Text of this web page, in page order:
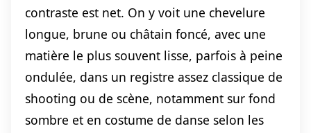
contraste est net. On y voit une chevelure
longue, brune ou châtain foncé, avec une
matière le plus souvent lisse, parfois à peine
ondulée, dans un registre assez classique de
shooting ou de scène, notamment sur fond
sombre et en costume de danse selon les